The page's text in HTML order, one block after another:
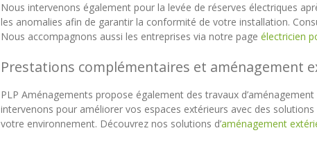
Nous intervenons également pour la levée de réserves électriques
les anomalies afin de garantir la conformité de votre installation.
Nous accompagnons aussi les entreprises via notre page électricien
Prestations complémentaires et aménagement
PLP Aménagements propose également des travaux
intervenons pour améliorer vos espaces extérieurs avec des
votre environnement. Découvrez nos solutions d’aménagement